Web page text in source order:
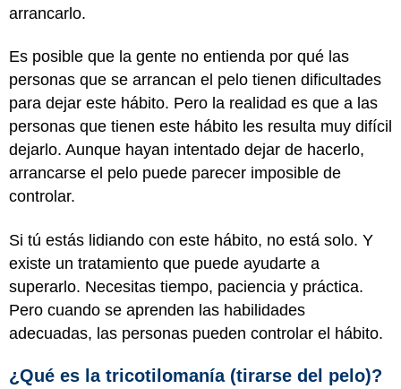
arrancarlo.
Es posible que la gente no entienda por qué las
personas que se arrancan el pelo tienen dificultades
para dejar este hábito. Pero la realidad es que a las
personas que tienen este hábito les resulta muy difícil
dejarlo. Aunque hayan intentado dejar de hacerlo,
arrancarse el pelo puede parecer imposible de
controlar.
Si tú estás lidiando con este hábito, no está solo. Y
existe un tratamiento que puede ayudarte a
superarlo. Necesitas tiempo, paciencia y práctica.
Pero cuando se aprenden las habilidades
adecuadas, las personas pueden controlar el hábito.
¿Qué es la tricotilomanía (tirarse del pelo)?